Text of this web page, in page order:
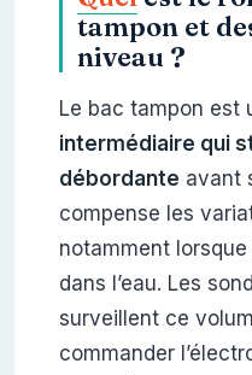
tampon et
niveau ?
Le bac tampon est
intermédiaire qui
débordante avant
compense les
notamment
dans l’eau. Les
surveillent ce
commander